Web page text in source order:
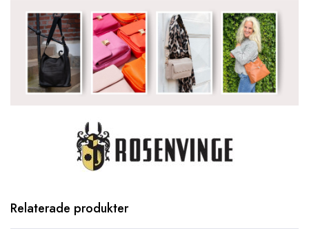
Relaterade produkter